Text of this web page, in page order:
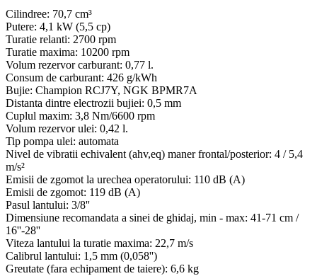
Cilindree: 70,7 cm³
Putere: 4,1 kW (5,5 cp)
Turatie relanti: 2700 rpm
Turatie maxima: 10200 rpm
Volum rezervor carburant: 0,77 l.
Consum de carburant: 426 g/kWh
Bujie: Champion RCJ7Y, NGK BPMR7A
Distanta dintre electrozii bujiei: 0,5 mm
Cuplul maxim: 3,8 Nm/6600 rpm
Volum rezervor ulei: 0,42 l.
Tip pompa ulei: automata
Nivel de vibratii echivalent (ahv,eq) maner frontal/posterior: 4 / 5,4
m/s²
Emisii de zgomot la urechea operatorului: 110 dB (A)
Emisii de zgomot: 119 dB (A)
Pasul lantului: 3/8''
Dimensiune recomandata a sinei de ghidaj, min - max: 41-71 cm /
16''-28''
Viteza lantului la turatie maxima: 22,7 m/s
Calibrul lantului: 1,5 mm (0,058'')
Greutate (fara echipament de taiere): 6,6 kg